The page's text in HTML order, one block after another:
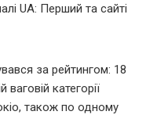
UA: Перший та сайті
за рейтингом: 18
категорії
також по одному